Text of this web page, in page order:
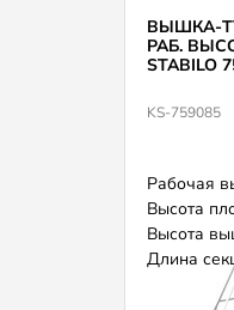
ВЫШКА-
РАБ.
STABILO
KS-759085
Рабочая
Высота
Высота
Длина
Вес 310,0